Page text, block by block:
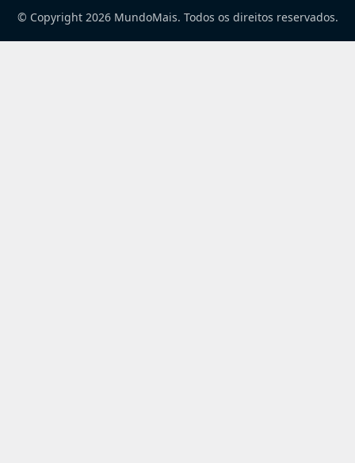
© Copyright 2026 MundoMais. Todos os direitos reservados.